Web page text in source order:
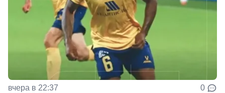
вчера в 22:37 0